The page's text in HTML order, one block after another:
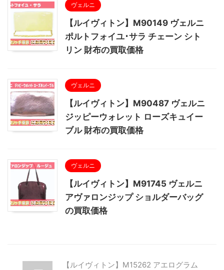
ヴェルニ
【ルイヴィトン】M90149 ヴェルニ
ポルトフォイユ･サラ チェーン シト
リン 財布の買取価格
ヴェルニ
【ルイヴィトン】M90487 ヴェルニ
ジッピーウォレット ローズキュイー
ブル 財布の買取価格
ヴェルニ
【ルイヴィトン】M91745 ヴェルニ
アヴァロンジップ ショルダーバッグ
の買取価格
【ルイヴィトン】M15262 アエログラム